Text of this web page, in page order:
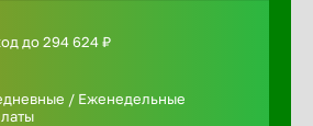
до 294 624 ₽
/ Еженедельные